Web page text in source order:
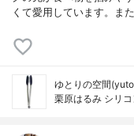
くて愛用しています。ま
ゆとりの空間
栗原はるみ シリ